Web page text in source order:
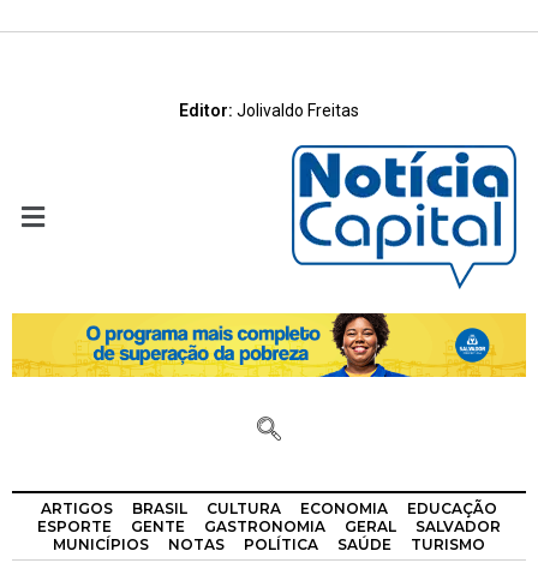
Editor: Jolivaldo Freitas
ARTIGOS BRASIL CULTURA ECONOMIA
EDUCAÇÃO
ESPORTE
GENTE GASTRONOMIA GERAL
SALVADOR
MUNICÍPIOS
NOTAS POLÍTICA SAÚDE TURISMO